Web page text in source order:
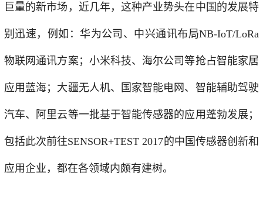
巨量的新市场，近几年，这种产业势头在中国的发展特
别迅速，例如： 华为公司、中兴通讯布局NB-IoT/LoRa
物联网通讯方案； 小米科技、海尔公司等抢占智能家居
应用蓝海； 大疆无人机、国家智能电网、智能辅助驾驶
汽车、阿里云等一批基于智能传感器的应用蓬勃发展；
包括此次前往SENSOR+TEST 2017的中国传感器创新和
应用企业，都在各领域内颇有建树。